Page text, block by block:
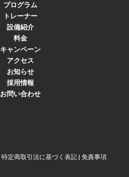
プログラム
トレーナー
設備紹介
料金
キャンペーン
アクセス
お知らせ
採用情報
お問い合わせ
特定商取引法に基づく表記 | 免責事項